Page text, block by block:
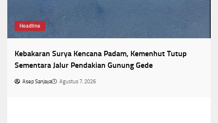
Headline
Kebakaran Surya Kencana Padam, Kemenhut Tutup
Sementara Jalur Pendakian Gunung Gede
Asep Sanjaya Agustus 7, 2026